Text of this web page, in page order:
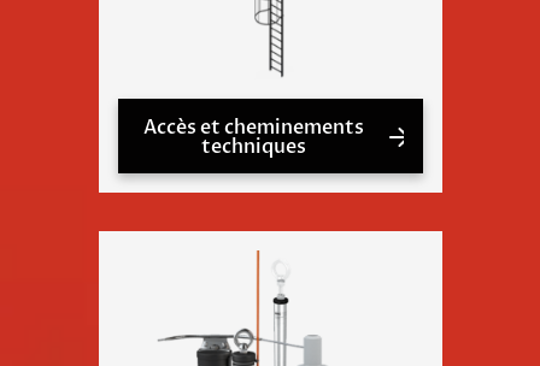
Accès et cheminements
techniques